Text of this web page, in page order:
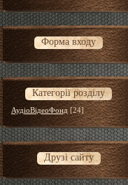
Форма входу
Категорії розділу
АудіоВідеоФонд [24]
Друзі сайту